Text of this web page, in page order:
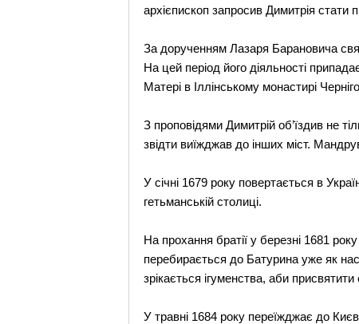
архієпископ запросив Димитрія стати
За дорученням Лазаря Барановича
На цей період його діяльності
Матері в Іллінському монастирі
З проповідями Димитрій об’їздив не
звідти виїжджав до інших міст.
У січні 1679 року повертається в
гетьманській столиці.
На прохання братії у березні 1681
перебирається до Батурина уже як
зрікається ігуменства, аби
У травні 1684 року переїжджає до